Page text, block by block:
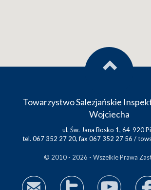
Towarzystwo Salezjańskie
Wojciecha
ul. Św. Jana Bosko 1, 64-920
tel. 067 352 27 20, fax 067 352 27 56 /
© 2010 - 2026 - Wszelkie Prawa